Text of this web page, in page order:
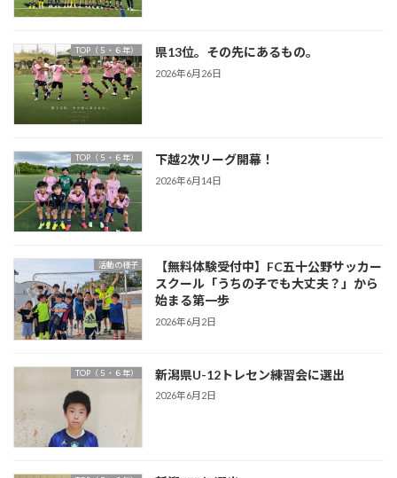
TOP（５・６年） 県13位。その先にあるもの。
2026年6月26日
TOP（５・６年） 下越2次リーグ開幕！
2026年6月14日
活動の様子
【無料体験受付中】FC五十公野サッカー
スクール「うちの子でも大丈夫？」から
始まる第一歩
2026年6月2日
TOP（５・６年） 新潟県U-12トレセン練習会に選出
2026年6月2日